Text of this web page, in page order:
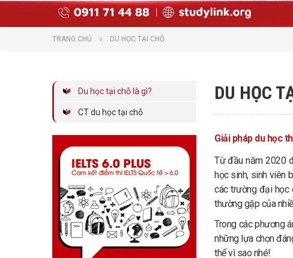
TRANG CHỦ DU HỌC TẠI CHỖ
Du học tại chỗ là gì?
CT du học tại chỗ
DU HỌC
Giải pháp du học
Từ đầu năm 2020
học sinh, sinh viên
các trường đại học
thường gặp của
Trong các phương
những lựa chọn
thể vì sao nhé!